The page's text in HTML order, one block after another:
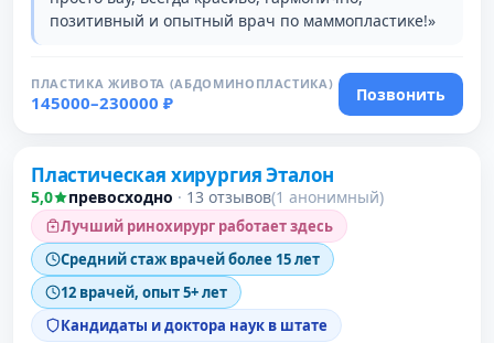
позитивный и опытный врач по маммопластике!»
ПЛАСТИКА ЖИВОТА (АБДОМИНОПЛАСТИКА)
145000–230000 ₽
Позвонить
Проверено
Пластическая хирургия Эталон
5,0 превосходно · 13 отзывов(1 анонимный)
Лучший ринохирург работает здесь
Средний стаж врачей более 15 лет
12 врачей, опыт 5+ лет
Кандидаты и доктора наук в штате